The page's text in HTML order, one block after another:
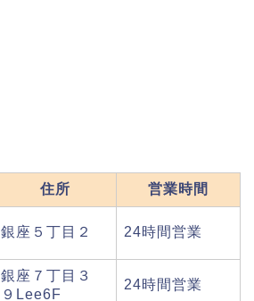
住所 営業時間
銀座５丁目２ 24時間営業
銀座７丁目３
９Lee6F
24時間営業